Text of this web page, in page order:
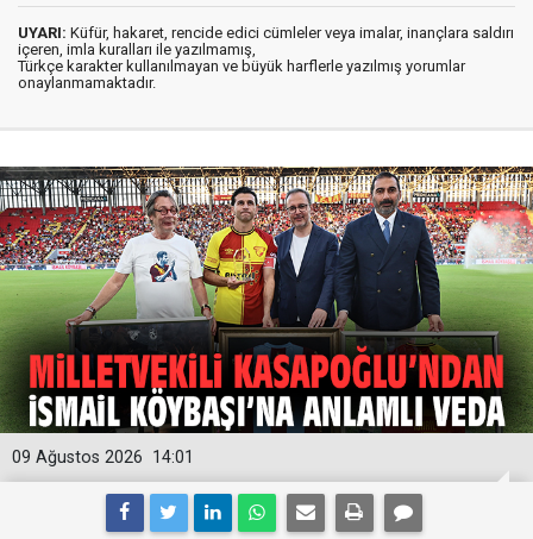
UYARI: Küfür, hakaret, rencide edici cümleler veya imalar, inançlara saldırı
içeren, imla kuralları ile yazılmamış,
Türkçe karakter kullanılmayan ve büyük harflerle yazılmış yorumlar
onaylanmamaktadır.
14:01
09 Ağustos 2026